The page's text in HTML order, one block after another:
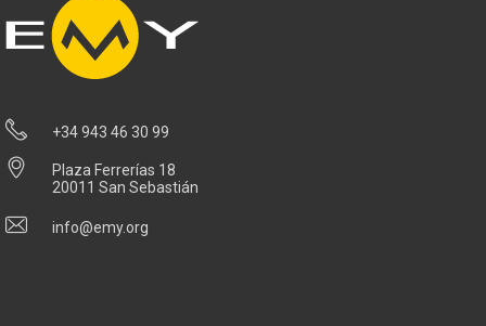
+34 943 46 30 99
Plaza Ferrerías 18
20011 San Sebastián
info@emy.org